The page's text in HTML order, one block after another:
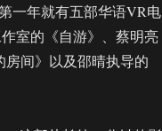
一年就有五部华语VR电
室的《自游》、蔡明亮
间》以及邵晴执导的